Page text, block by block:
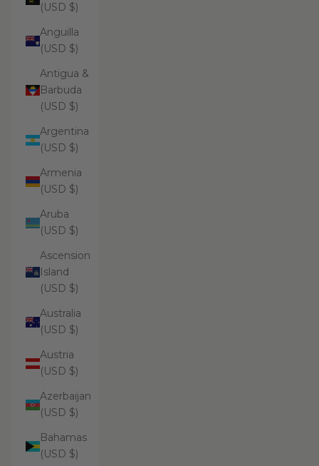
(USD $)
Anguilla
(USD $)
Antigua &
Barbuda
(USD $)
Argentina
(USD $)
Armenia
(USD $)
Aruba
(USD $)
Ascension
Island
(USD $)
Australia
(USD $)
Austria
(USD $)
Azerbaijan
(USD $)
Bahamas
(USD $)